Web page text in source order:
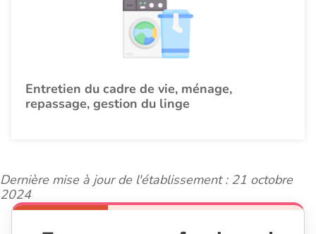
Entretien du cadre de vie, ménage,
repassage, gestion du linge
Dernière mise à jour de l'établissement : 21 octobre
2024